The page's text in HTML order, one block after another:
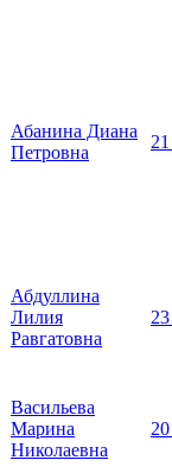
Абанина Диана
Петровна
Абдуллина
Лилия
Равгатовна
Васильева
Марина
Николаевна